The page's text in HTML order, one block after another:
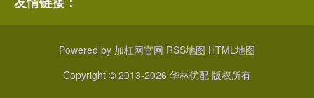
Powered by 加杠网官网 RSS地图 HTML地图
Copyright © 2013-2026 华林优配 版权所有